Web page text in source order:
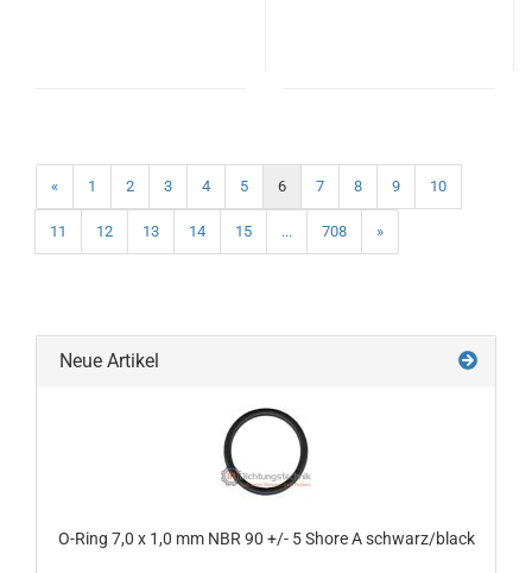
« 1 2 3 4 5 6 7 8 9 10
11 12 13 14 15 ... 708 »
Neue Artikel
O-Ring 7,0 x 1,0 mm NBR 90 +/- 5 Shore A schwarz/black